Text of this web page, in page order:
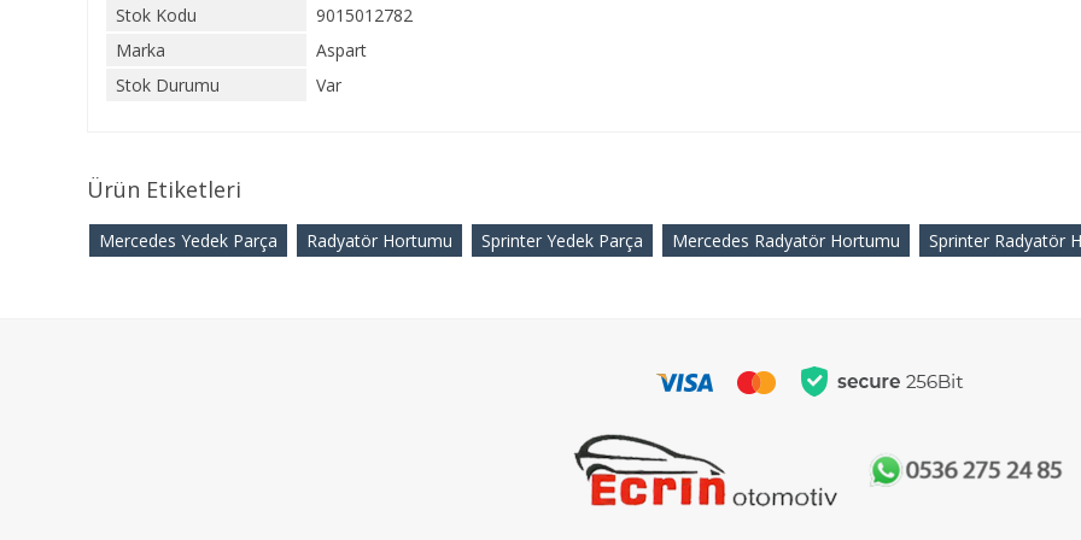
Stok Kodu
9015012782
Marka
Aspart
Stok Durumu
Var
Ürün Etiketleri
Mercedes Yedek Parça Radyatör Hortumu Sprinter Yedek Parça Mercedes Radyatör Hortumu Sprinter Radyatör